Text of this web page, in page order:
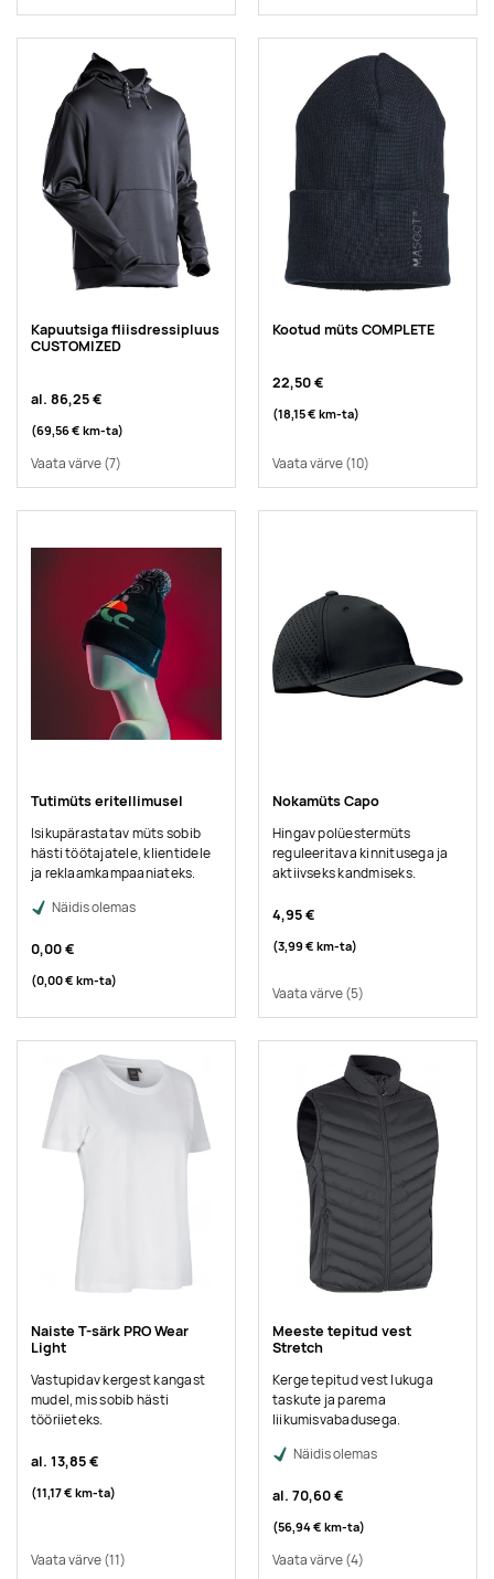
Kapuutsiga fliisdressipluus
CUSTOMIZED
al. 86,25 €
(69,56 € km-ta)
Vaata värve(7)
Kootud müts COMPLETE
22,50 €
(18,15 € km-ta)
Vaata värve(10)
Tutimüts eritellimusel
Isikupärastatav müts sobib
hästi töötajatele, klientidele
ja reklaamkampaaniateks.
Näidis olemas
0,00 €
(0,00 € km-ta)
Nokamüts Capo
Hingav polüestermüts
reguleeritava kinnitusega ja
aktiivseks kandmiseks.
4,95 €
(3,99 € km-ta)
Vaata värve(5)
Naiste T-särk PRO Wear
Light
Vastupidav kergest kangast
mudel, mis sobib hästi
tööriieteks.
al. 13,85 €
(11,17 € km-ta)
Vaata värve(11)
Meeste tepitud vest
Stretch
Kerge tepitud vest lukuga
taskute ja parema
liikumisvabadusega.
Näidis olemas
al. 70,60 €
(56,94 € km-ta)
Vaata värve(4)